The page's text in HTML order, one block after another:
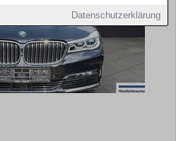
Datenschutzerklärung